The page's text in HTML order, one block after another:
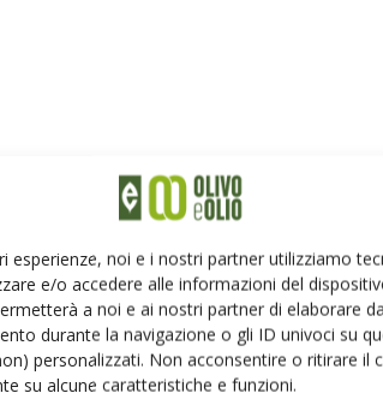
esperienze, noi e i nostri partner utilizziamo
e/o accedere alle informazioni del
a noi e ai nostri partner di elaborare
durante la navigazione o gli ID univoci su
personalizzati. Non acconsentire o ritirare il
su alcune caratteristiche e funzioni.